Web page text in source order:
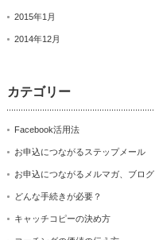
2015年1月
2014年12月
カテゴリー
Facebook活用法
お申込につながるステップメール
お申込につながるメルマガ、ブログ
どんな手続きが必要？
キャッチコピーの決め方